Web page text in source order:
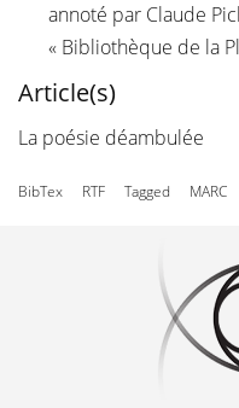
annoté par Claude
« Bibliothèque de la
Article(s)
La poésie déambulée
BibTex RTF Tagged MARC